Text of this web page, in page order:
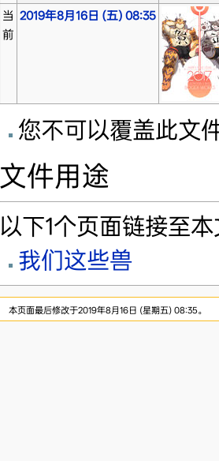
当
前
2019年8月16日 (五) 08:35
您不可以覆盖此文
文件用途
以下1个页面链接至
我们这些兽
本页面最后修改于2019年8月16日 (星期五) 08:35。